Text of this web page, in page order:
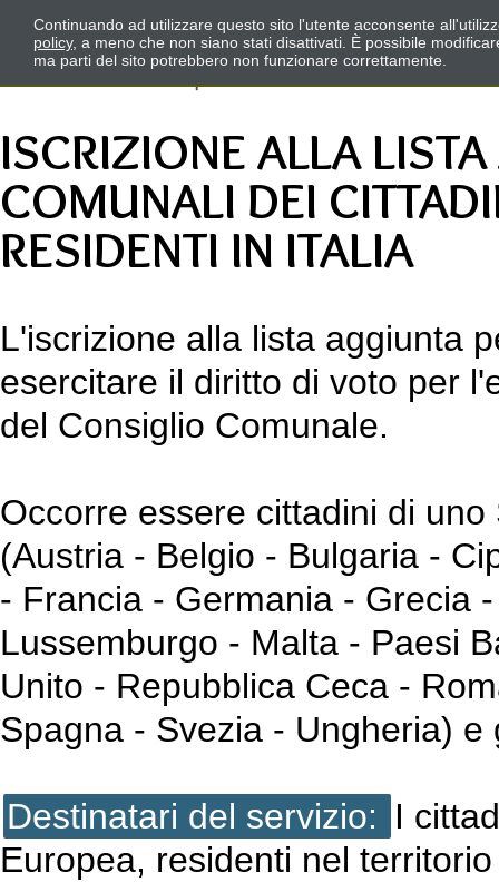
ISCRIZIONE ALLA
COMUNALI DEI
RESIDENTI IN ITALIA
L'iscrizione alla lista aggiunta
esercitare il diritto di voto per
del Consiglio Comunale.
Occorre essere cittadini di
(Austria - Belgio - Bulgaria -
- Francia - Germania - Grecia
Lussemburgo - Malta - Paesi
Unito - Repubblica Ceca -
Spagna - Svezia - Ungheria)
Destinatari del servizio: I
Europea, residenti nel
Continuando ad utilizzare questo sito l'utente acconsente
policy, a meno che non siano stati disattivati. È possibile
ma parti del sito potrebbero non funzionare correttamente.